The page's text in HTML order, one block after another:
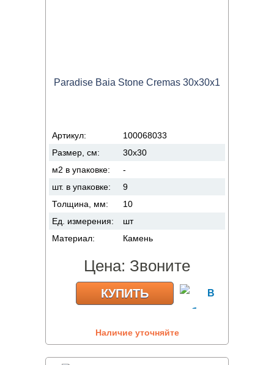
Paradise Baia Stone Cremas 30x30x1
Артикул:
100068033
Размер, см:
30x30
м2 в упаковке:
-
шт. в упаковке:
9
Толщина, мм:
10
Ед. измерения:
шт
Материал:
Камень
Цена: Звоните
КУПИТЬ
Наличие уточняйте